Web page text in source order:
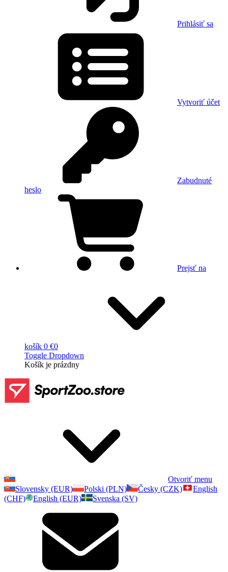
Prihlásiť sa
Vytvoriť účet
Zabudnuté
heslo
Prejsť na
košík 0 €0
Toggle Dropdown
Košík je prázdny
Otvoriť menu
Slovensky (EUR)
Polski (PLN) Česky (CZK)
English
(CHF)
English (EUR) Svenska (SV)